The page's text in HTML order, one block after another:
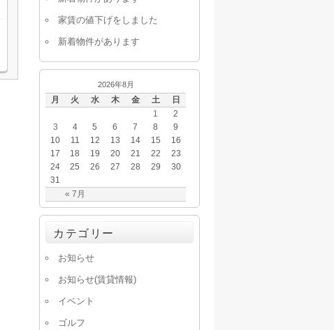
家賃の値下げをしました
新着物件があります
2026年8月
月 火 水 木 金 土 日
« 7月
1
2
3
4 5 6 7 8
9
10
11 12 13 14 15
16
17
18 19 20 21 22
23
24
25 26 27 28 29
30
31
カテゴリー
お知らせ
お知らせ(賃貸情報)
イベント
ゴルフ